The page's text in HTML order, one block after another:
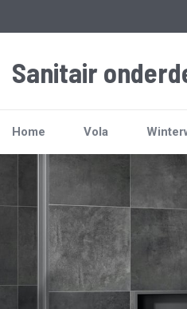
Sanitair
Home Vola